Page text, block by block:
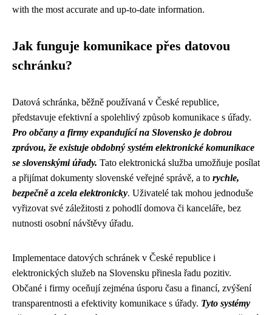
with the most accurate and up-to-date information.
Jak funguje komunikace přes datovou
schránku?
Datová schránka, běžně používaná v České republice,
představuje efektivní a spolehlivý způsob komunikace s úřady.
Pro občany a firmy expandující na Slovensko je dobrou
zprávou, že existuje obdobný systém elektronické komunikace
se slovenskými úřady. Tato elektronická služba umožňuje posílat
a přijímat dokumenty slovenské veřejné správě, a to rychle,
bezpečně a zcela elektronicky. Uživatelé tak mohou jednoduše
vyřizovat své záležitosti z pohodlí domova či kanceláře, bez
nutnosti osobní návštěvy úřadu.
Implementace datových schránek v České republice i
elektronických služeb na Slovensku přinesla řadu pozitiv.
Občané i firmy oceňují zejména úsporu času a financí, zvýšení
transparentnosti a efektivity komunikace s úřady. Tyto systémy